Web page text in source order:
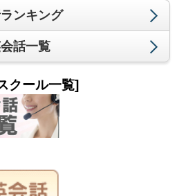
ンキング
話一覧
クール一覧]